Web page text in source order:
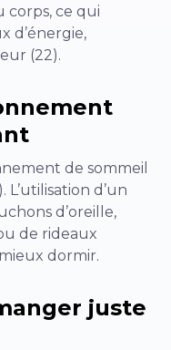
corps, ce qui
d’énergie,
(22).
de sommeil
L’utilisation d’un
d’oreille,
de rideaux
dormir.
juste